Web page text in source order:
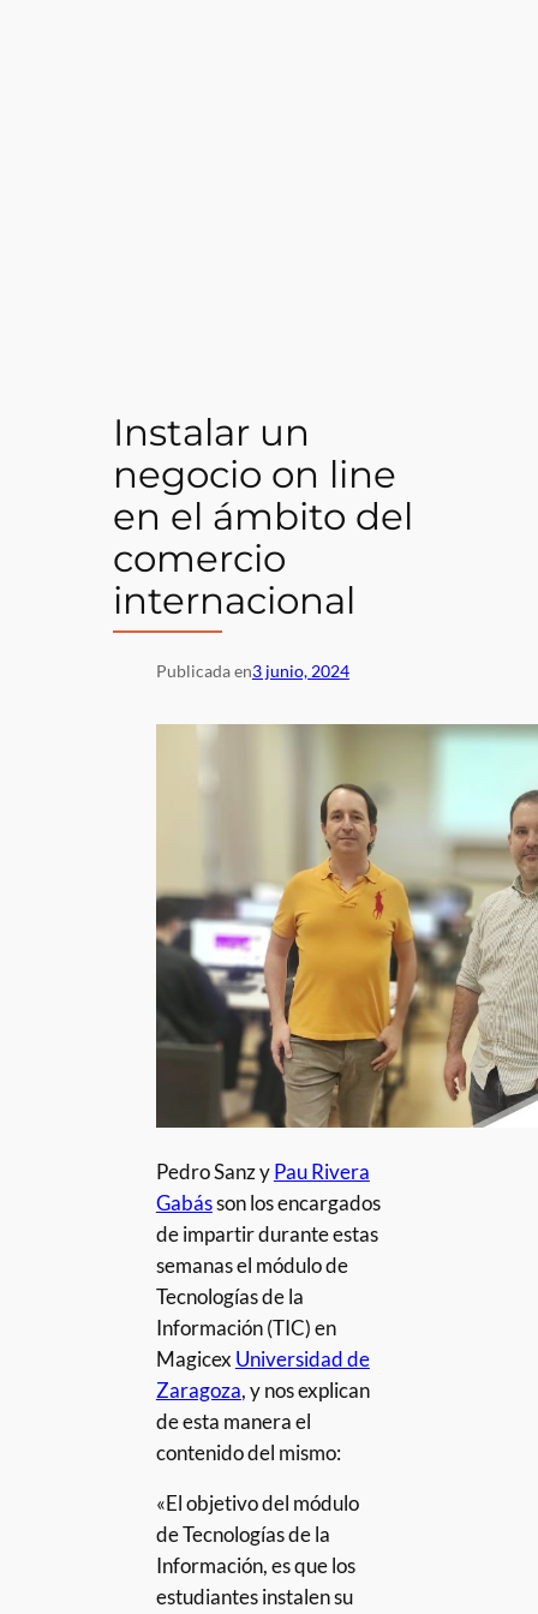
Instalar un
negocio on line
en el ámbito del
comercio
internacional
Publicada en3 junio, 2024
Pedro Sanz yPau Rivera
Gabásson los encargados
de impartir durante estas
semanas el módulo de
Tecnologías de la
Información (TIC) en
Magicex Universidad de
Zaragoza, y nos explican
de esta manera el
contenido del mismo:
«El objetivo del módulo
de Tecnologías de la
Información, es que los
estudiantes instalen su